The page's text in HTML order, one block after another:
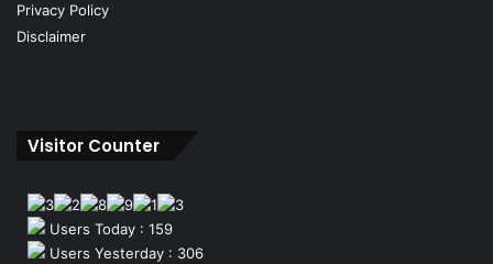
Privacy Policy
Disclaimer
Visitor Counter
Users Today : 159
Users Yesterday : 306